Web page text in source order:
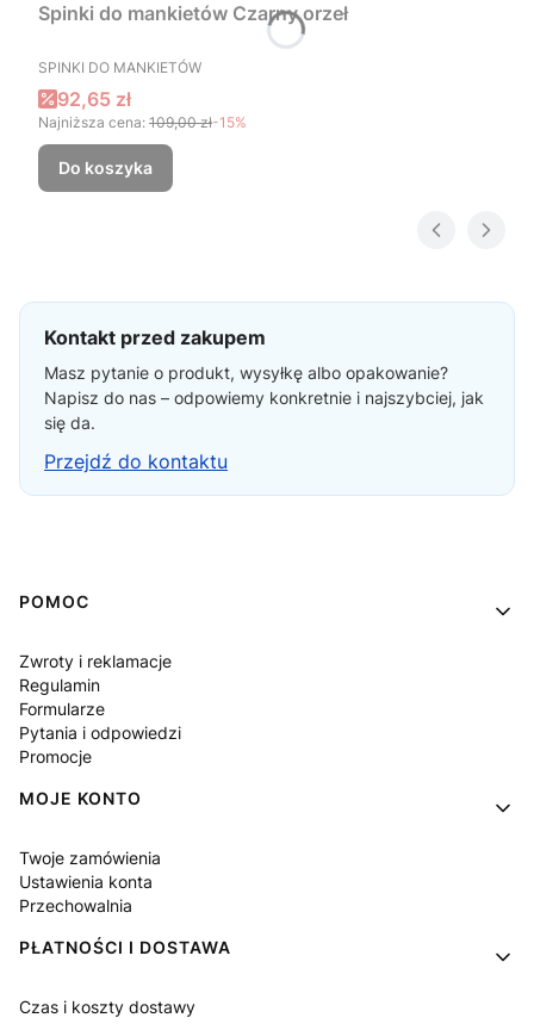
Spinki do mankietów Czarny orzeł
PRODUCENT
SPINKI DO MANKIETÓW
Cena promocyjna
92,65 zł
Najniższa cena: 109,00 zł-15%
Do koszyka
Kontakt przed zakupem
Masz pytanie o produkt, wysyłkę albo opakowanie?
Napisz do nas – odpowiemy konkretnie i najszybciej, jak
się da.
Przejdź do kontaktu
Linki w stopce
POMOC
Zwroty i reklamacje
Regulamin
Formularze
Pytania i odpowiedzi
Promocje
MOJE KONTO
Twoje zamówienia
Ustawienia konta
Przechowalnia
PŁATNOŚCI I DOSTAWA
Czas i koszty dostawy